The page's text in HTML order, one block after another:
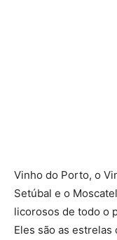
Vinho do Porto, o
Setúbal e o
licorosos de todo o
Eles são as estrelas